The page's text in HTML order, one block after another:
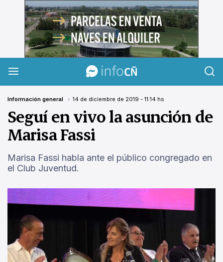
InfoCañuelas
Información general 14 de diciembre de 2019 - 11:14 hs
Seguí en vivo la asunción de
Marisa Fassi
Marisa Fassi habla ante el público congregado en
el Club Juventud.